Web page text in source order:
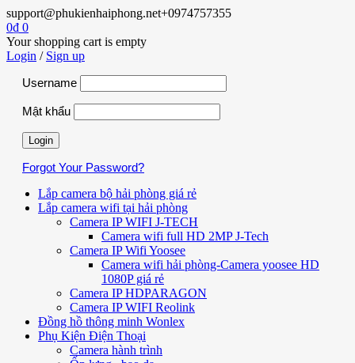
support@phukienhaiphong.net+0974757355
0₫ 0
Your shopping cart is empty
Login / Sign up
Username
Mật khẩu
Forgot Your Password?
Lắp camera bộ hải phòng giá rẻ
Lắp camera wifi tại hải phòng
Camera IP WIFI J-TECH
Camera wifi full HD 2MP J-Tech
Camera IP Wifi Yoosee
Camera wifi hải phòng-Camera yoosee HD
1080P giá rẻ
Camera IP HDPARAGON
Camera IP WIFI Reolink
Đồng hồ thông minh Wonlex
Phụ Kiện Điện Thoại
Camera hành trình